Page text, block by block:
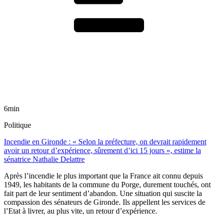
6min
Politique
Incendie en Gironde : « Selon la préfecture, on devrait rapidement
avoir un retour d’expérience, sûrement d’ici 15 jours », estime la
sénatrice Nathalie Delattre
Après l’incendie le plus important que la France ait connu depuis
1949, les habitants de la commune du Porge, durement touchés, ont
fait part de leur sentiment d’abandon. Une situation qui suscite la
compassion des sénateurs de Gironde. Ils appellent les services de
l’Etat à livrer, au plus vite, un retour d’expérience.